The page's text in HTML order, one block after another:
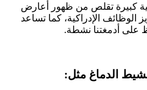
كبيرة تقلص من ظهور أعارض
الوظائف الإدراكية، كما تساعد
على أدمغتنا نشطة.